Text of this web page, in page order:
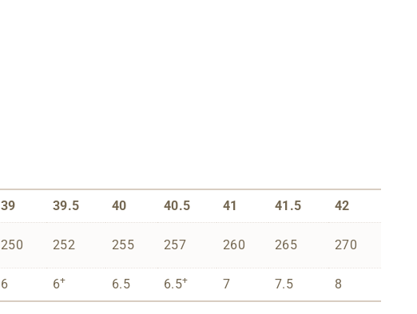
39 39.5 40 40.5 41 41.5 42
250 252 255 257 260 265 270
6 6+ 6.5 6.5+ 7 7.5 8